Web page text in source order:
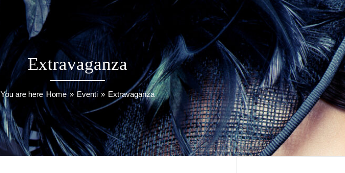
Extravaganza
You are here Home » Eventi » Extravaganza